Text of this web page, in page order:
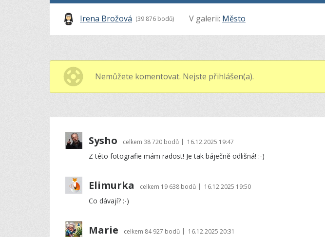
Irena Brožová (39 876 bodů) V galerii: Město
Nemůžete komentovat. Nejste přihlášen(a).
Sysho celkem 38 720 bodů | 16.12.2025 19:47
Z této fotografie mám radost! Je tak báječně odlišná! :-)
Elimurka celkem 19 638 bodů | 16.12.2025 19:50
Co dávají? :-)
Marie celkem 84 927 bodů | 16.12.2025 20:31